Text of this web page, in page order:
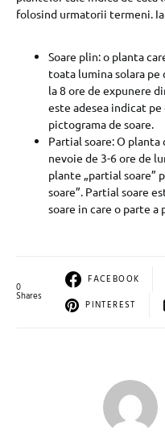
folosind urmatorii termeni.
Soare plin: o planta
toata lumina solara
la 8 ore de expunere
este adesea indicat
pictograma de soare.
Partial soare: O planta
nevoie de 3-6 ore de
plante „partial soare”
soare”. Partial soare
soare in care o parte
0
Shares
FACEBOOK
PINTEREST